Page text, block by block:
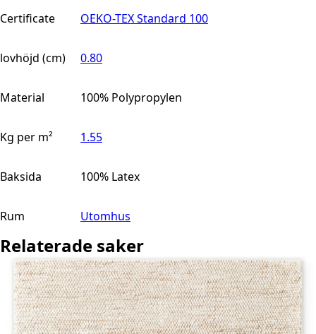
Certificate OEKO-TEX Standard 100
lovhöjd (cm) 0.80
Material 100% Polypropylen
Kg per m² 1.55
Baksida 100% Latex
Rum Utomhus
Relaterade saker